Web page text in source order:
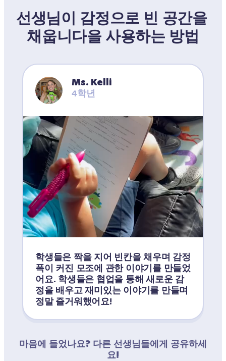
선생님이 감정으로 빈 공간을
채웁니다을 사용하는 방법
Ms. Kelli
4학년
학생들은 짝을 지어 빈칸을 채우며 감정
폭이 커진 모조에 관한 이야기를 만들었
어요. 학생들은 협업을 통해 새로운 감
정을 배우고 재미있는 이야기를 만들며
정말 즐거워했어요!
마음에 들었나요? 다른 선생님들에게 공유하세
요!